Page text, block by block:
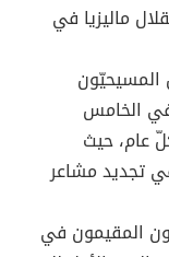
ماليزيا في
المسيحيّون
في الخامس
عام، حيث
تجديد مشاعر
المقيمون في